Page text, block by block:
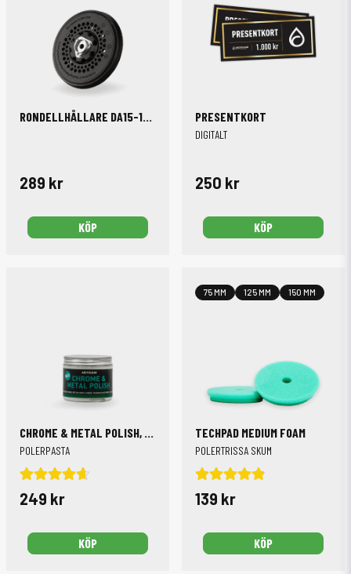
RONDELLHÅLLARE DA15-125 V2
289 kr
KÖP
PRESENTKORT
DIGITALT
250 kr
KÖP
CHROME & METAL POLISH, 200 ML
POLERPASTA
249 kr
KÖP
TECHPAD MEDIUM FOAM
POLERTRISSA SKUM
139 kr
KÖP
75 MM 125 MM 150 MM